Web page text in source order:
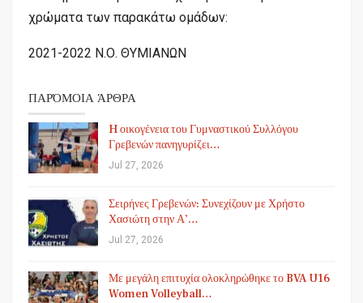
χρώματα των παρακάτω ομάδων:
2021-2022 Ν.Ο. ΘΥΜΙΑΝΩΝ
ΠΑΡΌΜΟΙΑ ΆΡΘΡΑ
H οικογένεια του Γυμναστικού Συλλόγου
Γρεβενών πανηγυρίζει…
Jul 27, 2026
Σειρήνες Γρεβενών: Συνεχίζουν με Χρήστο
Χασιώτη στην Α’…
Jul 27, 2026
Με μεγάλη επιτυχία ολοκληρώθηκε το BVA U16
Women Volleyball…